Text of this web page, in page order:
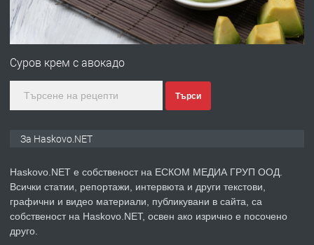
преди 3 дни
ПРОСТОРЕН ТРИСТАЕН
КУБА
преди 4 дни
ПРЕДЛАГА СГЛОБЯВАНЕ НА МЕБЕЛИ.
Суров крем с авокадо
Търси
За Haskovo.NET
Haskovo.NET е собственост на ЕСКОМ МЕДИА ГРУП ООД.
Всички статии, репортажи, интервюта и други текстови,
графични и видео материали, публикувани в сайта, са
собственост на Haskovo.NET, освен ако изрично е посочено
друго.